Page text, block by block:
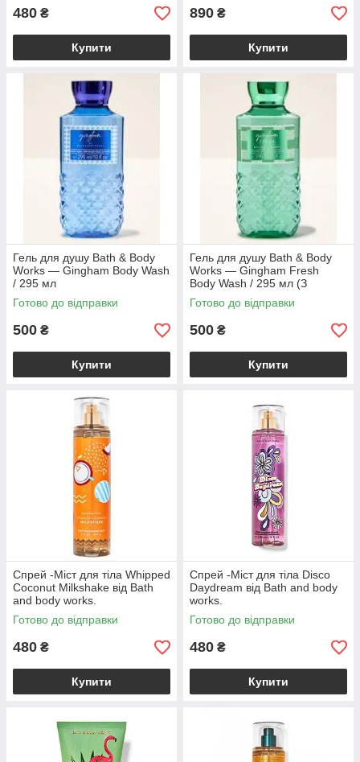
480 ₴
Купити
890 ₴
Купити
Гель для душу Bath & Body
Works — Gingham Body Wash
/ 295 мл
Готово до відправки
500 ₴
Купити
Гель для душу Bath & Body
Works — Gingham Fresh
Body Wash / 295 мл (З
ДЕФЕКТОМ)
Готово до відправки
500 ₴
Купити
Спрей -Міст для тіла Whipped
Coconut Milkshake від Bath
and body works.
Готово до відправки
480 ₴
Купити
Спрей -Міст для тіла Disco
Daydream від Bath and body
works.
Готово до відправки
480 ₴
Купити